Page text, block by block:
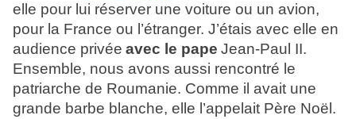
elle pour lui réserver une voiture ou un avion,
pour la France ou l’étranger. J’étais avec elle en
audience privée avec le pape Jean-Paul II.
Ensemble, nous avons aussi rencontré le
patriarche de Roumanie. Comme il avait une
grande barbe blanche, elle l’appelait Père Noël.